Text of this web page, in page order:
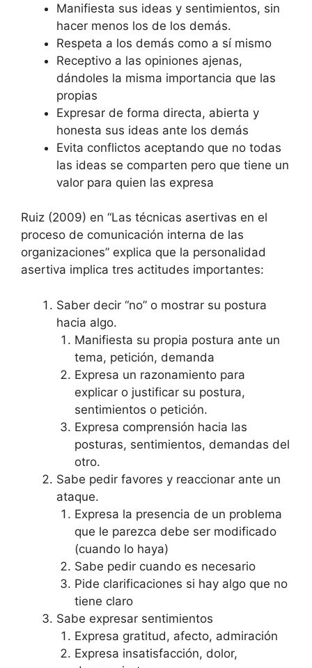
Manifiesta sus ideas y sentimientos, sin
hacer menos los de los demás.
Respeta a los demás como a sí mismo
Receptivo a las opiniones ajenas,
dándoles la misma importancia que las
propias
Expresar de forma directa, abierta y
honesta sus ideas ante los demás
Evita conflictos aceptando que no todas
las ideas se comparten pero que tiene un
valor para quien las expresa
Ruiz (2009) en “Las técnicas asertivas en el
proceso de comunicación interna de las
organizaciones” explica que la personalidad
asertiva implica tres actitudes importantes:
Saber decir “no” o mostrar su postura
hacia algo.
Manifiesta su propia postura ante un
tema, petición, demanda
Expresa un razonamiento para
explicar o justificar su postura,
sentimientos o petición.
Expresa comprensión hacia las
posturas, sentimientos, demandas del
otro.
Sabe pedir favores y reaccionar ante un
ataque.
Expresa la presencia de un problema
que le parezca debe ser modificado
(cuando lo haya)
Sabe pedir cuando es necesario
Pide clarificaciones si hay algo que no
tiene claro
Sabe expresar sentimientos
Expresa gratitud, afecto, admiración
Expresa insatisfacción, dolor,